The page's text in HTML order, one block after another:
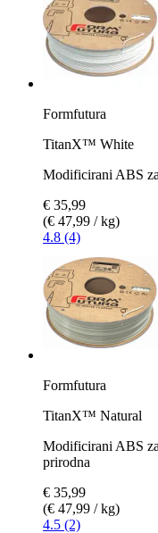
Formfutura
TitanX™ White
Modificirani ABS
€ 35,99
(€ 47,99 / kg)
4.8 (4)
Formfutura
TitanX™ Natural
Modificirani ABS
prirodna
€ 35,99
(€ 47,99 / kg)
4.5 (2)